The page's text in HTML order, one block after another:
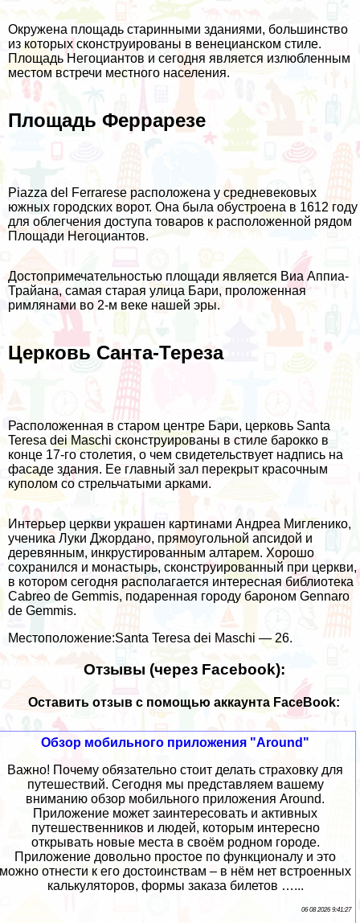
Окружена площадь старинными зданиями, большинство
из которых сконструированы в венецианском стиле.
Площадь Негоциантов и сегодня является излюбленным
местом встречи местного населения.
Площадь Феррарезе
Piazza del Ferrarese расположена у средневековых
южных городских ворот. Она была обустроена в 1612 году
для облегчения доступа товаров к расположенной рядом
Площади Негоциантов.
Достопримечательностью площади является Виа Аппиа-
Трайана, самая старая улица Бари, проложенная
римлянами во 2-м веке нашей эры.
Церковь Санта-Тереза
Расположенная в старом центре Бари, церковь Santa
Teresa dei Maschi сконструированы в стиле барокко в
конце 17-го столетия, о чем свидетельствует надпись на
фасаде здания. Ее главный зал перекрыт красочным
куполом со стрельчатыми арками.
Интерьер церкви украшен картинами Андреа Мигленико,
ученика Луки Джордано, прямоугольной апсидой и
деревянным, инкрустированным алтарем. Хорошо
сохранился и монастырь, сконструированный при церкви,
в котором сегодня располагается интересная библиотека
Cabreo de Gemmis, подаренная городу бароном Gennaro
de Gemmis.
Местоположение:Santa Teresa dei Maschi — 26.
Отзывы (через Facebook):
Оставить отзыв с помощью аккаунта FaceBook:
Обзор мобильного приложения "Around"
Важно! Почему обязательно стоит делать страховку для
путешествий. Сегодня мы представляем вашему
вниманию обзор мобильного приложения Around.
Приложение может заинтересовать и активных
путешественников и людей, которым интересно
открывать новые места в своём родном городе.
Приложение довольно простое по функционалу и это
можно отнести к его достоинствам – в нём нет встроенных
калькуляторов, формы заказа билетов …...
06 08 2026 9:41:27